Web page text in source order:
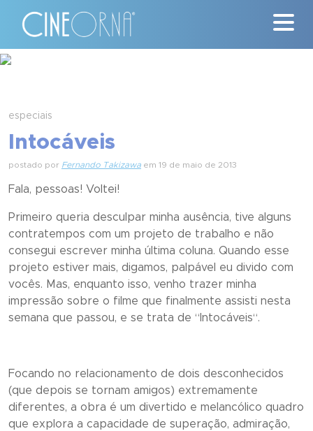
#ClássicosCineOrna
Nossa História
Contato
especiais
Intocáveis
postado por Fernando Takizawa em 19 de maio de 2013
Fala, pessoas! Voltei!
Primeiro queria desculpar minha ausência, tive alguns
contratempos com um projeto de trabalho e não
consegui escrever minha última coluna. Quando esse
projeto estiver mais, digamos, palpável eu divido com
vocês. Mas, enquanto isso, venho trazer minha
impressão sobre o filme que finalmente assisti nesta
semana que passou, e se trata de “ Intocáveis“.
Focando no relacionamento de dois desconhecidos
(que depois se tornam amigos) extremamente
diferentes, a obra é um divertido e melancólico quadro
que explora a capacidade de superação, admiração,